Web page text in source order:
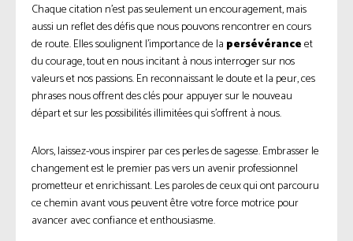
Chaque citation n’est pas seulement un encouragement, mais
aussi un reflet des défis que nous pouvons rencontrer en cours
de route. Elles soulignent l’importance de la persévéranceet
du courage, tout en nous incitant à nous interroger sur nos
valeurs et nos passions. En reconnaissant le doute et la peur, ces
phrases nous offrent des clés pour appuyer sur le nouveau
départ et sur les possibilités illimitées qui s’offrent à nous.
Alors, laissez-vous inspirer par ces perles de sagesse. Embrasser le
changement est le premier pas vers un avenir professionnel
prometteur et enrichissant. Les paroles de ceux qui ont parcouru
ce chemin avant vous peuvent être votre force motrice pour
avancer avec confiance et enthousiasme.